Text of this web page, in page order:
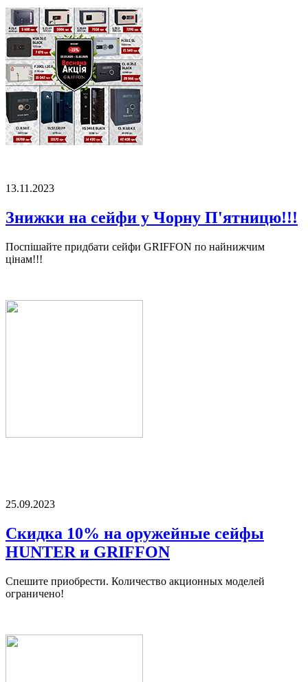
13.11.2023
Знижки на сейфи у Чорну П'ятницю!!!
Поспішайте придбати сейфи GRIFFON по найнижчим
цінам!!!
25.09.2023
Скидка 10% на оружейные сейфы
HUNTER и GRIFFON
Спешите приобрести. Количество акционных моделей
ограничено!